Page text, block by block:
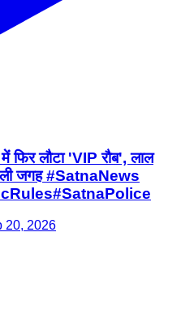
फिर लौटा 'VIP रौब', लाल
जगह ​#SatnaNews
​#SatnaPolice
20, 2026